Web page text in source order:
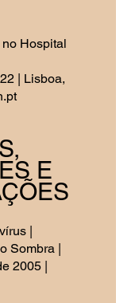
Hospital
| Lisboa,
E
|
Sombra |
2005 |